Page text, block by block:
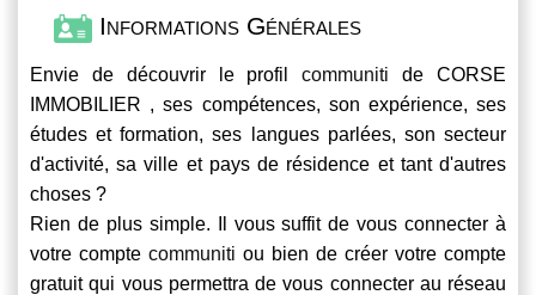
Informations Générales
Envie de découvrir le profilcommuniti de CORSE
IMMOBILIER , ses compétences, son expérience, ses
études et formation, ses langues parlées, son secteur
d'activité, sa ville et pays de résidence et tant d'autres
choses ?
Rien de plus simple. Il vous suffit de vous connecter à
votre compte communiti ou bien de créer votre compte
gratuit qui vous permettra de vous connecter au réseau